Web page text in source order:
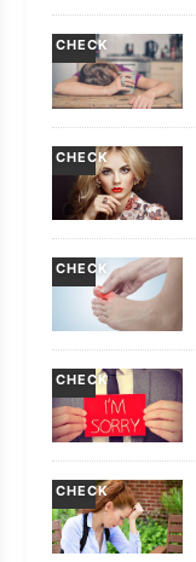
CHECK
CHECK
CHECK
CHECK
CHECK